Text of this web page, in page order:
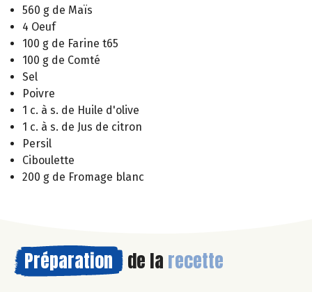
560 g de Maïs
4 Oeuf
100 g de Farine t65
100 g de Comté
Sel
Poivre
1 c. à s. de Huile d'olive
1 c. à s. de Jus de citron
Persil
Ciboulette
200 g de Fromage blanc
Préparation de la recette